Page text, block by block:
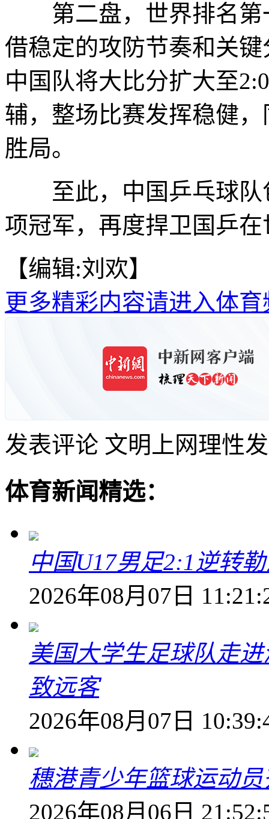
第二盘，世界排名第
借稳定的攻防节奏和关
中国队将大比分扩大至
辅，整场比赛发挥稳健
胜局。
至此，中国乒乓球队
项冠军，再度捍卫国乒
【编辑:刘欢】
更多精彩内容请进入体育
发表评论 文明上网理性
体育新闻精选：
中国U17男足2:1逆转
2026年08月07日
美国大学生足球队走
致远客
2026年08月07日
穗港青少年篮球运动
2026年08月06日